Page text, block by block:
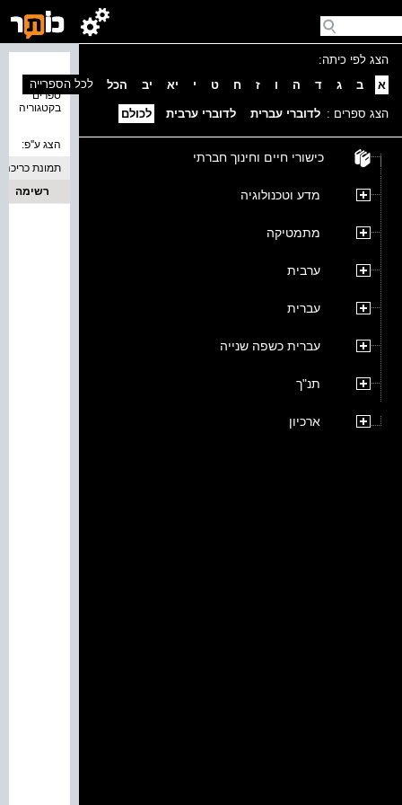
הצג לפי כיתה:
א
ב ג ד ה ו ז ח ט י יא יב הכל
הצג ספרים : לדוברי עברית לדוברי ערבית לכולם
כישורי חיים וחינוך חברתי
מדע וטכנולוגיה
מתמטיקה
ערבית
עברית
עברית כשפה שנייה
תנ"ך
ארכיון
ספרים
בקטגוריה
לכל הספרייה
הצג ע''פ:
תמונת כריכה
רשימה